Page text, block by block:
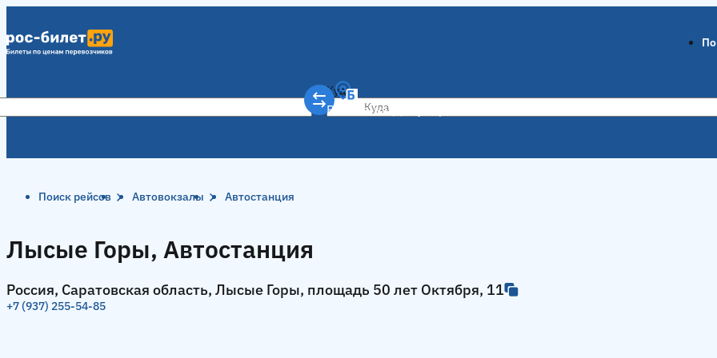
Куда
Ростов-на-Дону
Поиск рейсов Автовокзалы Автостанция
Лысые Горы, Автостанция
Россия, Саратовская область, Лысые Горы, площадь 50 лет Октября, 11
+7 (937) 255-54-85